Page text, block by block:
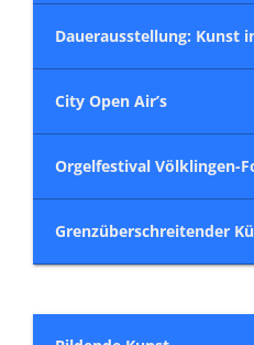
Dauerausstellung: Kunst
City Open Air’s
Orgelfestival Völklingen-
Grenzüberschreitender